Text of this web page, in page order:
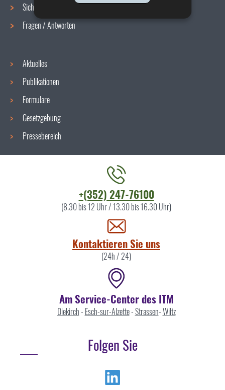
Sicherheit/Gesundheit am Arbeitsplatz
Fragen / Antworten
Aktuelles
Publikationen
Formulare
Gesetzgebung
Pressebereich
+(352) 247-76100
(8.30 bis 12 Uhr / 13.30 bis 16.30 Uhr)
Kontaktieren Sie uns
(24h / 24)
Am Service-Center des ITM
Diekirch- Esch-sur-Alzette-Strassen-Wiltz
Folgen Sie